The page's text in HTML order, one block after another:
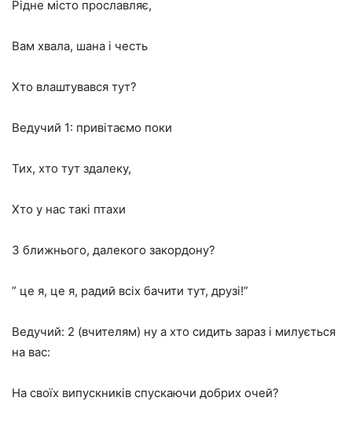
Рідне місто прославляє,
Вам хвала, шана і честь
Хто влаштувався тут?
Ведучий 1: привітаємо поки
Тих, хто тут здалеку,
Хто у нас такі птахи
З ближнього, далекого закордону?
” це я, це я, радий всіх бачити тут, друзі!”
Ведучий: 2 (вчителям) ну а хто сидить зараз і милується
на вас:
На своїх випускників спускаючи добрих очей?